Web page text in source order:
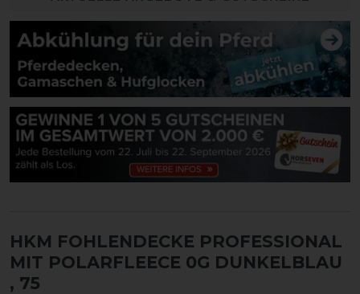
HKM FOHLENDECKE PROFESSIONAL
MIT POLARFLEECE 0G DUNKELBLAU
, 75